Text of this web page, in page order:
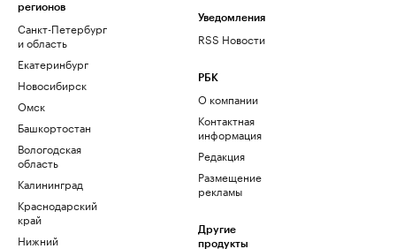
регионов
Санкт-Петербург
и область
Екатеринбург
Новосибирск
Омск
Башкортостан
Вологодская
область
Калининград
Краснодарский
край
Нижний
Уведомления
RSS Новости
РБК
О компании
Контактная
информация
Редакция
Размещение
рекламы
Другие
продукты